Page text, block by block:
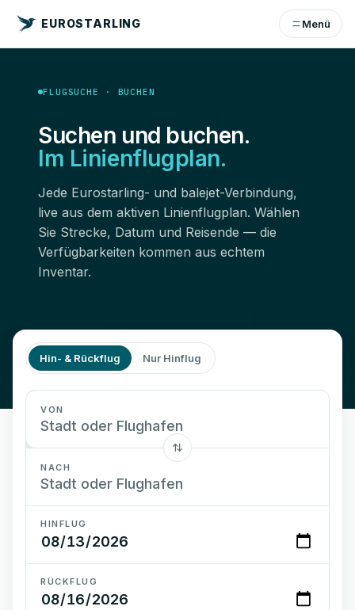
EUROSTARLING Menü
FLUGSUCHE · BUCHEN
Suchen und buchen.
Im Linienflugplan.
Jede Eurostarling- und balejet-Verbindung,
live aus dem aktiven Linienflugplan. Wählen
Sie Strecke, Datum und Reisende — die
Verfügbarkeiten kommen aus echtem
Inventar.
Hin- & Rückflug Nur Hinflug
VON
NACH
HINFLUG
RÜCKFLUG